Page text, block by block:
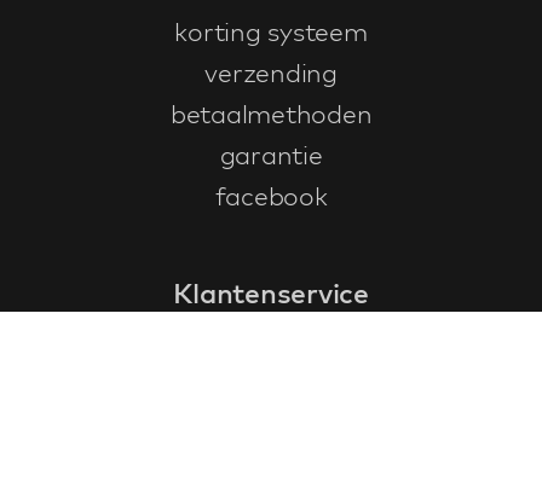
korting systeem
verzending
betaalmethoden
garantie
facebook
Klantenservice